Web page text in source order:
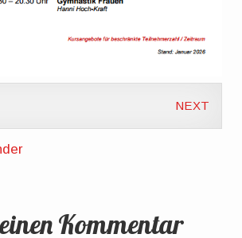
NEXT
Kommentar